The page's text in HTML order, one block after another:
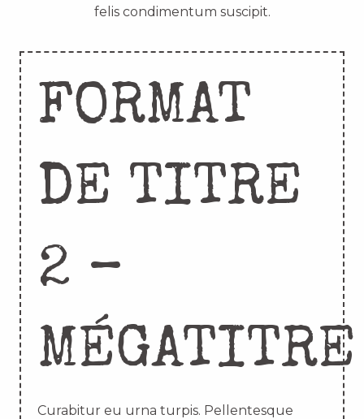
felis condimentum suscipit.
FORMAT
DE TITRE
2 –
MÉGATITRE
Curabitur eu urna turpis. Pellentesque